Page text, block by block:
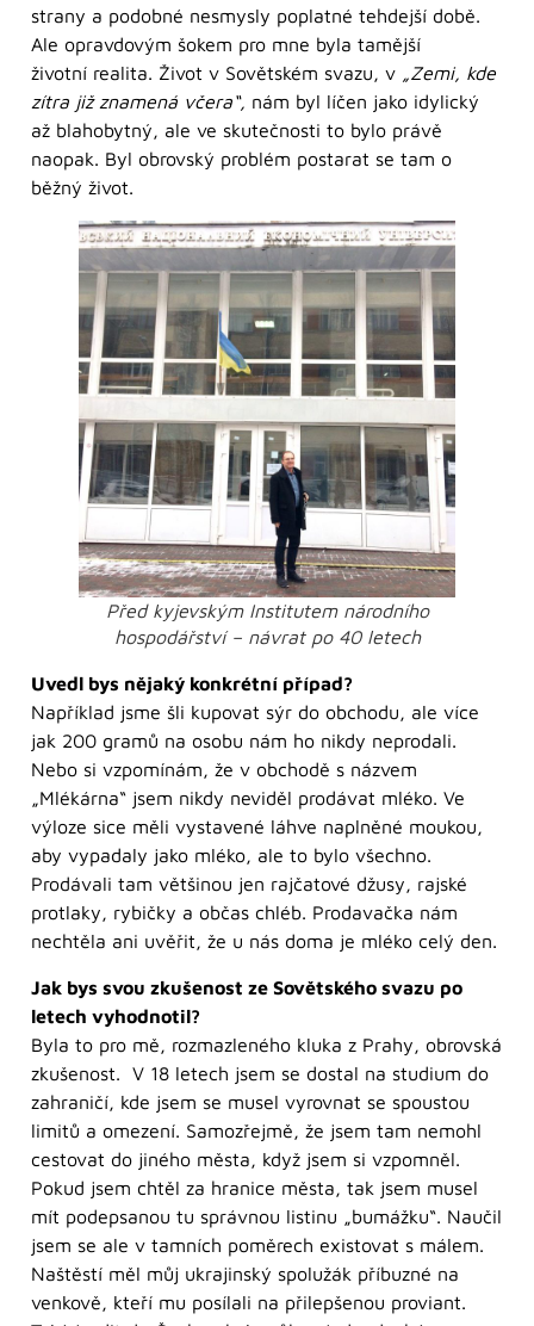
strany a podobné nesmysly poplatné tehdejší době.
Ale opravdovým šokem pro mne byla tamější
životní realita. Život v Sovětském svazu, v „Zemi, kde
zítra již znamená včera“, nám byl líčen jako idylický
až blahobytný, ale ve skutečnosti to bylo právě
naopak. Byl obrovský problém postarat se tam o
běžný život.
Před kyjevským Institutem národního
hospodářství – návrat po 40 letech
Uvedl bys nějaký konkrétní případ?
Například jsme šli kupovat sýr do obchodu, ale více
jak 200 gramů na osobu nám ho nikdy neprodali.
Nebo si vzpomínám, že v obchodě s názvem
„Mlékárna“ jsem nikdy neviděl prodávat mléko. Ve
výloze sice měli vystavené láhve naplněné moukou,
aby vypadaly jako mléko, ale to bylo všechno.
Prodávali tam většinou jen rajčatové džusy, rajské
protlaky, rybičky a občas chléb. Prodavačka nám
nechtěla ani uvěřit, že u nás doma je mléko celý den.
Jak bys svou zkušenost ze Sovětského svazu po
letech vyhodnotil?
Byla to pro mě, rozmazleného kluka z Prahy, obrovská
zkušenost. V 18 letech jsem se dostal na studium do
zahraničí, kde jsem se musel vyrovnat se spoustou
limitů a omezení. Samozřejmě, že jsem tam nemohl
cestovat do jiného města, když jsem si vzpomněl.
Pokud jsem chtěl za hranice města, tak jsem musel
mít podepsanou tu správnou listinu „bumážku“. Naučil
jsem se ale v tamních poměrech existovat s málem.
Naštěstí měl můj ukrajinský spolužák příbuzné na
venkově, kteří mu posílali na přilepšenou proviant.